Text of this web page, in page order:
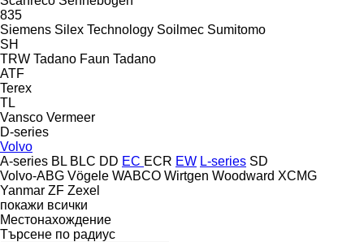
835
Siemens Silex Technology Soilmec Sumitomo
SH
TRW Tadano Faun Tadano
ATF
Terex
TL
Vansco Vermeer
D-series
Volvo
A-series BL BLC DD EC ECR EW L-series SD
Volvo-ABG Vögele WABCO Wirtgen Woodward XCMG
Yanmar ZF Zexel
покажи всички
Местонахождение
Търсене по радиус